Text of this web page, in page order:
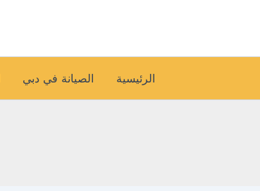
الرئيسية الصيانة في دبي